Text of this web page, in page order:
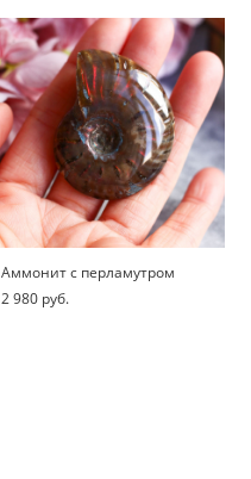
Аммонит с перламутром
2 980 pуб.